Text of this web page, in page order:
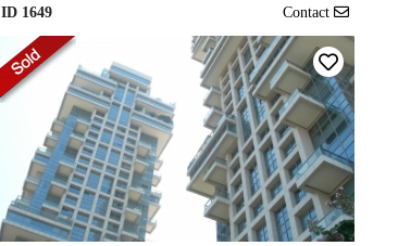
ID 1649
Contact